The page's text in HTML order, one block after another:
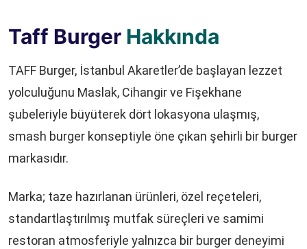
Taff Burger Hakkında
TAFF Burger, İstanbul Akaretler’de başlayan lezzet
yolculuğunu Maslak, Cihangir ve Fişekhane
şubeleriyle büyüterek dört lokasyona ulaşmış,
smash burger konseptiyle öne çıkan şehirli bir burger
markasıdır.
Marka; taze hazırlanan ürünleri, özel reçeteleri,
standartlaştırılmış mutfak süreçleri ve samimi
restoran atmosferiyle yalnızca bir burger deneyimi